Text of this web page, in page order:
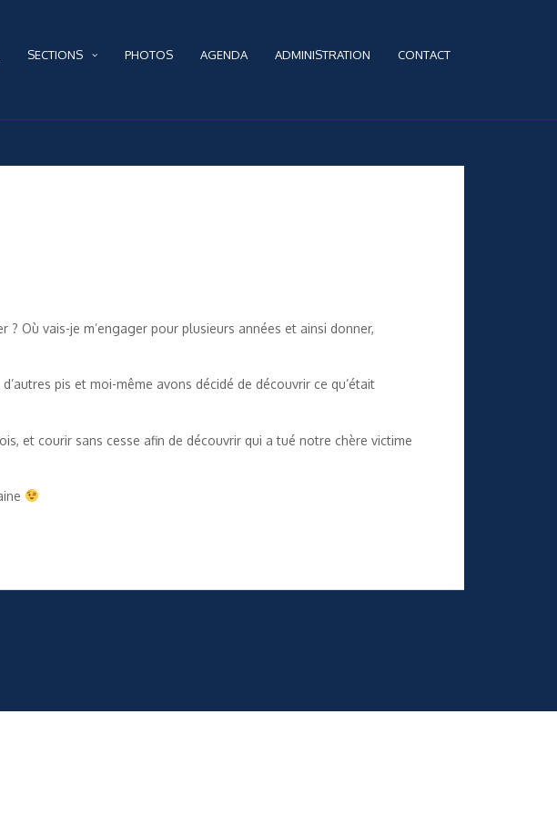
SECTIONS PHOTOS AGENDA ADMINISTRATION CONTACT
Où vais-je m’engager pour plusieurs années et ainsi donner,
pis et moi-même avons décidé de découvrir ce qu’était
et courir sans cesse afin de découvrir qui a tué notre chère victime